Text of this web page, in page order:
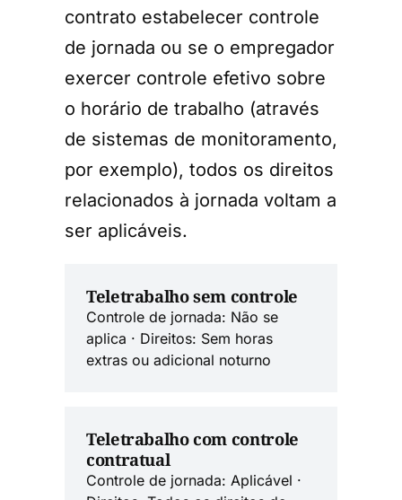
contrato estabelecer controle
de jornada ou se o empregador
exercer controle efetivo sobre
o horário de trabalho (através
de sistemas de monitoramento,
por exemplo), todos os direitos
relacionados à jornada voltam a
ser aplicáveis.
Teletrabalho sem controle
Controle de jornada: Não se
aplica · Direitos: Sem horas
extras ou adicional noturno
Teletrabalho com controle
contratual
Controle de jornada: Aplicável ·